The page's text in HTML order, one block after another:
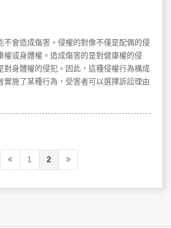
不會造成傷害。侵權的對像不僅是配偶的侵
權或身體權。造成傷害的是對健康權的侵
對身體權的侵犯。因此，這種侵權行為構成
實施了某種行為，受害者可以選擇訴訟理由
1 2